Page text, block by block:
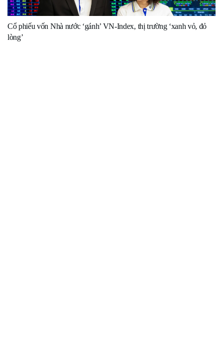
Cổ phiếu vốn Nhà nước ‘gánh’ VN-Index, thị trường ‘xanh vỏ, đỏ
lòng’